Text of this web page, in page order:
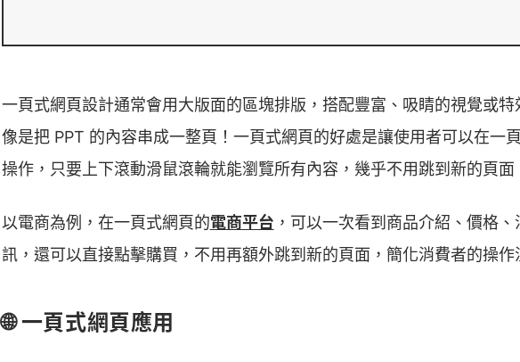
一頁式網頁設計通常會用大版面的區塊排版，搭配豐富、吸睛的視覺或
像是把 PPT 的內容串成一整頁！一頁式網頁的好處是讓使用者可以在一
操作，只要上下滾動滑鼠滾輪就能瀏覽所有內容，幾乎不用跳到新的頁面
以電商為例，在一頁式網頁的電商平台 ，可以一次看到商品介紹、價格
訊，還可以直接點擊購買，不用再額外跳到新的頁面，簡化消費者的操作
🌐 一頁式網頁應用